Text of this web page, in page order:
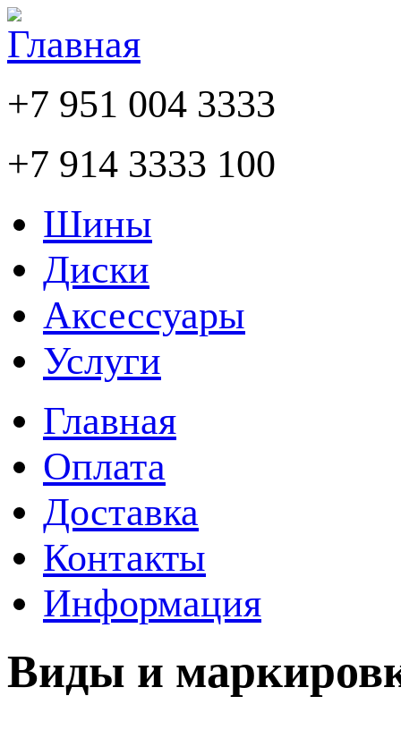
+7 951 004 3333
+7 914 3333 100
Шины
Диски
Аксессуары
Услуги
Главная
Оплата
Доставка
Контакты
Информация
Виды и